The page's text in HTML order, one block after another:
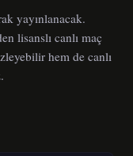
yayınlanacak.
lisanslı canlı maç
hem de canlı